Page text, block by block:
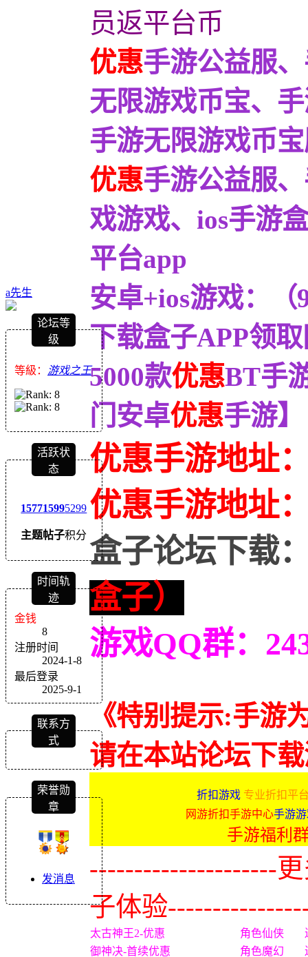
a先生
论坛等
级
等級： 游戏之王
活跃状
态
1577
主题
1599
帖子
5299
积分
时间轨
迹
金钱
8
注册时间
2024-1-8
最后登录
2025-9-1
联系方
式
荣誉勋
章
发消息
员返平台币
优惠手游公益服
无限游戏币宝、
手游无限游戏币宝
优惠手游公益服
戏游戏、ios手游
平台app
安卓+ios游戏：
下载盒子APP领
5000款优惠BT手
门安卓优惠手游】
优惠手游地址
优惠手游地址
盒子论坛下载
盒子）
游戏QQ群：
《特别提示:手游
请在本站论坛下
折扣游戏 专业折扣平
网游折扣手游中心手游
手游福利
---------------------
子体验
太古神王2-优惠 角色仙侠
御神决-首续优惠
角色魔幻